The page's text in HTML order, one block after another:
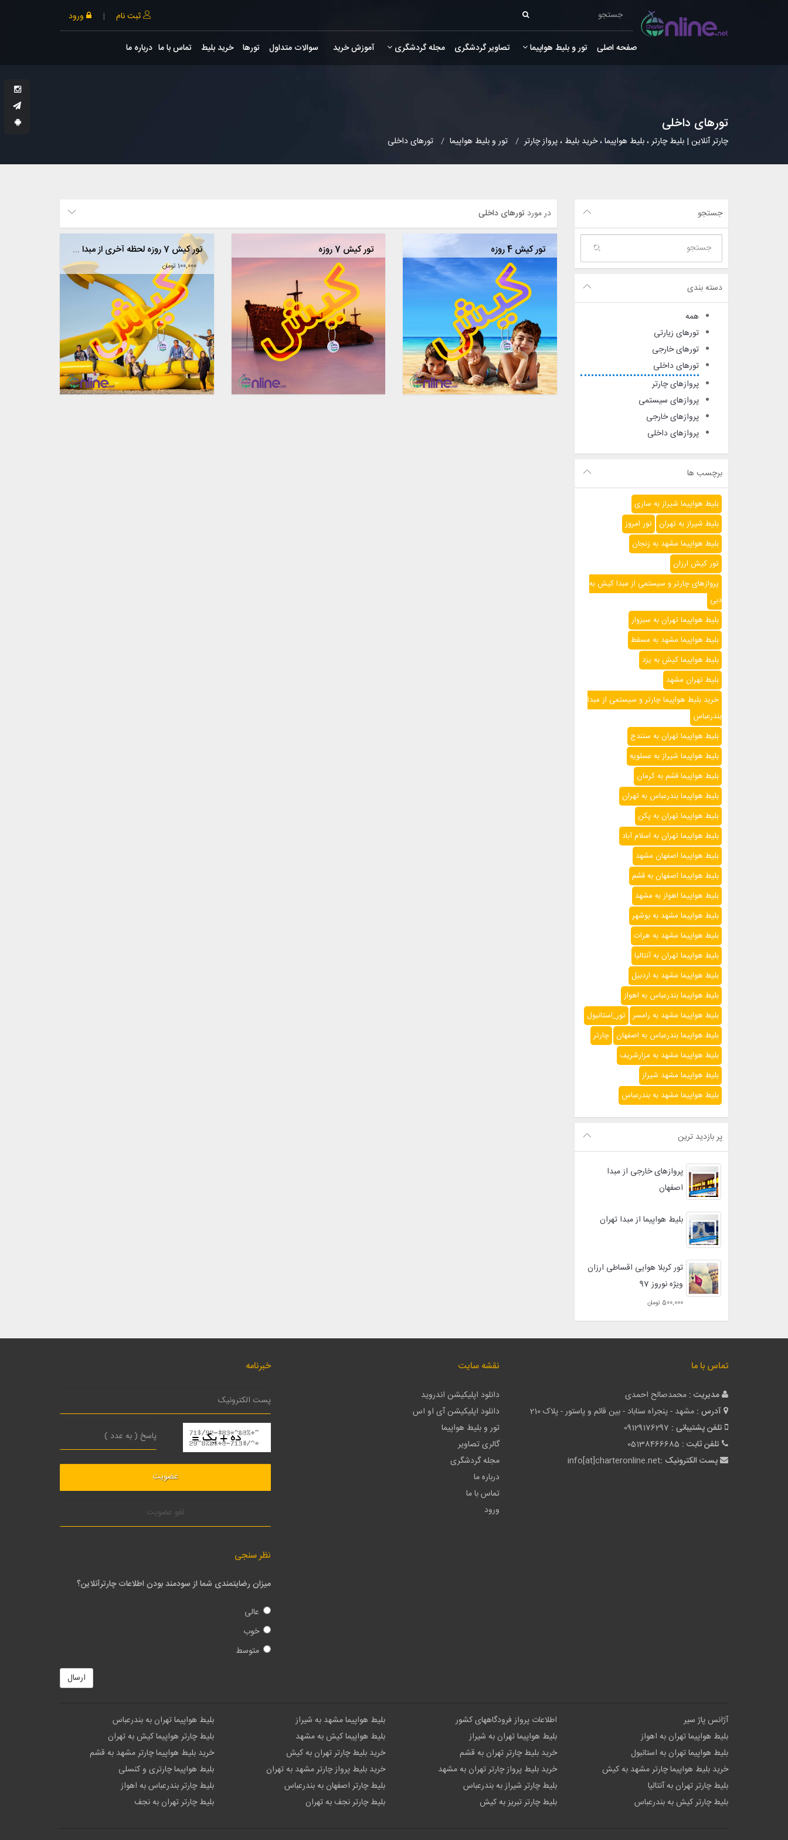
ثبت نام | ورود
صفحه اصلی تور و بلیط هواپیما تصاویر گردشگری مجله گردشگری آموزش خرید سوالات متداول تورها خرید بلیط تماس با ما درباره ما
تورهای داخلی
چارتر آنلاین | بلیط چارتر ، بلیط هواپیما ، خرید بلیط ، پرواز چارتر تور و بلیط هواپیما تورهای داخلی
جستجو
دسته بندی
همه
تورهای زیارتی
تورهای خارجی
تورهای داخلی
پروازهای چارتر
پروازهای سیستمی
پروازهای خارجی
پروازهای داخلی
برچسب ها
بلیط هواپیما شیراز به ساری
بلیط شیراز به تهران تور امروز
بلیط هواپیما مشهد به زنجان
تور کیش ارزان
پروازهای چارتر و سیستمی از مبدا کیش به
دبی
بلیط هواپیما تهران به سبزوار
بلیط هواپیما مشهد به مسقط
بلیط هواپیما کیش به یزد
بلیط تهران مشهد
خرید بلیط هواپیما چارتر و سیستمی از مبدا
بندرعباس
بلیط هواپیما تهران به سنندج
بلیط هواپیما شیراز به عسلویه
بلیط هواپیما قشم به کرمان
بلیط هواپیما بندرعباس به تهران
بلیط هواپیما تهران به پکن
بلیط هواپیما تهران به اسلام آباد
بلیط هواپیما اصفهان مشهد
بلیط هواپیما اصفهان به قشم
بلیط هواپیما اهواز به مشهد
بلیط هواپیما مشهد به بوشهر
بلیط هواپیما مشهد به هرات
بلیط هواپیما تهران به آنتالیا
بلیط هواپیما مشهد به اردبیل
بلیط هواپیما بندرعباس به اهواز
بلیط هواپیما مشهد به رامسر تور_استانبول
بلیط هواپیما بندرعباس به اصفهان چارتر
بلیط هواپیما مشهد به مزارشریف
بلیط هواپیما مشهد شیراز
بلیط هواپیما مشهد به بندرعباس
پر بازدید ترین
پروازهای خارجی از مبدا
اصفهان
بلیط هواپیما از مبدا تهران
تور کربلا هوایی اقساطی ارزان
ویژه نوروز 97
500,000 تومان
در مورد تورهای داخلی
تور کیش 4 روزه تور کیش 7 روزه تور کیش 7 روزه لحظه آخری از مبدا مشهد
100,000 تومان
تماس با ما
مدیریت : محمدصالح احمدی
آدرس : مشهد - پنجراه سناباد - بین قائم و پاستور - پلاک 210
تلفن پشتیبانی : 09129176297
تلفن ثابت : 05138466685
پست الکترونیک :info[at]charteronline.net
نقشه سایت
دانلود اپلیکیشن اندروید
دانلود اپلیکیشن آی او اس
تور و بلیط هواپیما
گالری تصاویر
مجله گردشگری
درباره ما
تماس با ما
ورود
خبرنامه
لغو عضویت
نظر سنجی
میزان رضایتمندی شما از سودمند بودن اطلاعات چارترآنلاین؟
عالی
خوب
متوسط
ارسال
آژانس پاژ سیر اطلاعات پرواز فرودگاههای کشور بلیط هواپیما مشهد به شیراز
بلیط هواپیما تهران به بندرعباس
بلیط هواپیما تهران به اهواز
بلیط هواپیما تهران به شیراز بلیط هواپیما کیش به مشهد
بلیط چارتر هواپیما کیش به تهران
بلیط هواپیما تهران به استانبول
خرید بلیط چارتر تهران به قشم خرید بلیط چارتر تهران به کیش
خرید بلیط هواپیما چارتر مشهد به قشم
خرید بلیط هواپیما چارتر مشهد به کیش
خرید بلیط پرواز چارتر تهران به مشهد خرید بلیط پرواز چارتر مشهد به تهران
بلیط هواپیما چارتری و کنسلی
بلیط چارتر تهران به آنتالیا
بلیط چارتر شیراز به بندرعباس بلیط چارتر اصفهان به بندرعباس
بلیط چارتر بندرعباس به اهواز
بلیط چارتر کیش به بندرعباس
بلیط چارتر تبریز به کیش بلیط چارتر نجف به تهران بلیط چارتر تهران به نجف